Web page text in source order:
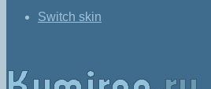
Switch skin